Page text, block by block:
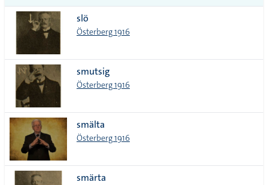
alla i
lista
slö
Österberg 1916
smutsig
Österberg 1916
smälta
Österberg 1916
smärta